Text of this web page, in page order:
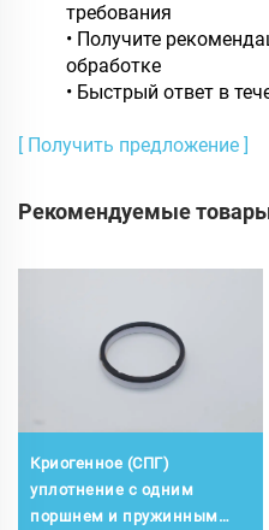
требования
• Получите
обработке
• Быстрый ответ в
[ Получить предложение ]
Рекомендуемые
Криогенное (СПГ)
уплотнение с одним
поршнем и пружинным